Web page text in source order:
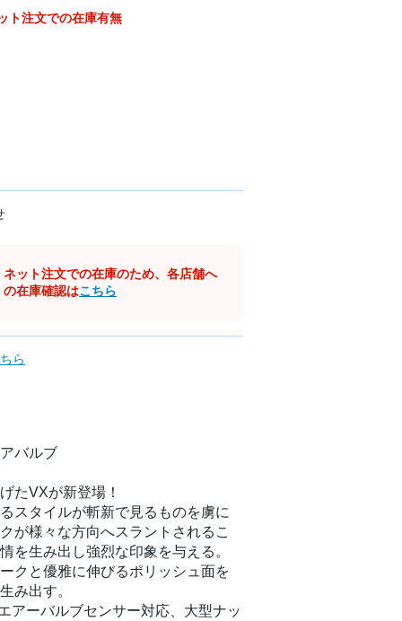
ト注文での在庫有無
ネット注文での在庫のため、各店舗へ
の在庫確認はこちら
ら
バルブ
たVXが新登場！
スタイルが斬新で見るものを虜に
が様々な方向へスラントされるこ
を生み出し強烈な印象を与える。
クと優雅に伸びるポリッシュ面を
み出す。
アーバルブセンサー対応、大型ナッ